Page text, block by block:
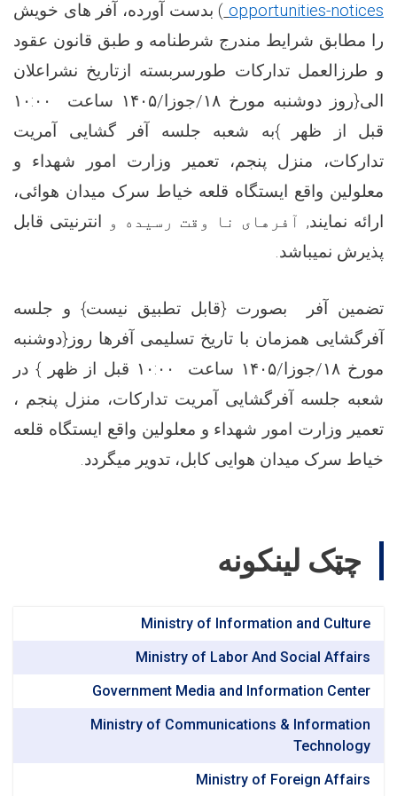
opportunities-notices ) بدست آورده، آفر های خویش
را مطابق شرایط مندرج شرطنامه و طبق قانون عقود
و طرزالعمل تدارکات طورسربسته ازتاریخ نشراعلان
الی{روز دوشنبه
مورخ ۱۸/جوزا/۱۴۰۵ ساعت ۱۰:۰۰
قبل از ظهر }به شعبه جلسه آفر گشایی آمریت
تدارکات، منزل پنجم، تعمیر وزارت امور شهداء و
معلولین واقع ایستگاه قلعه خیاط سرک میدان هوائی،
ارائه نمایند, آفرهای نا وقت رسیده و انترنیتی قابل
پذیرش نمی­باشد.
تضمین آفر بصورت {قابل تطبیق نیست} و جلسه
آفرگشایی هم­زمان با تاریخ تسلیمی آفرها روز{دوشنبه
مورخ ۱۸/جوزا/۱۴۰۵ ساعت ۱۰:۰۰ قبل از ظهر }
در
شعبه جلسه آفرگشایی آمریت تدارکات، منزل پنجم ،
تعمیر وزارت امور شهداء و معلولین واقع ایستگاه قلعه
خیاط سرک میدان هوایی کابل، تدویر می­گردد.
چټک لینکونه
Ministry of Information and Culture
Ministry of Labor And Social Affairs
Government Media and Information Center
Ministry of Communications & Information
Technology
Ministry of Foreign Affairs